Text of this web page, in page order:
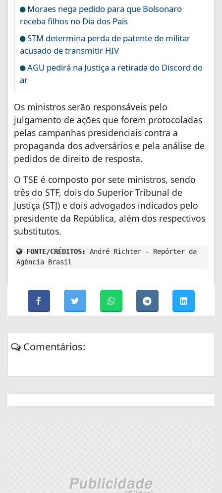
Moraes nega pedido para que Bolsonaro
receba filhos no Dia dos Pais
STM determina perda de patente de militar
acusado de transmitir HIV
AGU pedirá na Justiça a retirada do Discord do
ar
Os ministros serão responsáveis pelo
julgamento de ações que forem protocoladas
pelas campanhas presidenciais contra a
propaganda dos adversários e pela análise de
pedidos de direito de resposta.
O TSE é composto por sete ministros, sendo
três do STF, dois do Superior Tribunal de
Justiça (STJ) e dois advogados indicados pelo
presidente da República, além dos respectivos
substitutos.
FONTE/CRÉDITOS:
André Richter - Repórter da
Agência Brasil
Comentários: